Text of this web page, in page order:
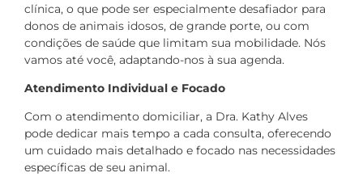
clínica, o que pode ser especialmente desafiador para
donos de animais idosos, de grande porte, ou com
condições de saúde que limitam sua mobilidade. Nós
vamos até você, adaptando-nos à sua agenda.
Atendimento Individual e Focado
Com o atendimento domiciliar, a Dra. Kathy Alves
pode dedicar mais tempo a cada consulta, oferecendo
um cuidado mais detalhado e focado nas necessidades
específicas de seu animal.